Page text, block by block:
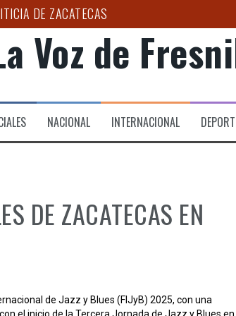
DE ZACATECAS
SOCIAL DE FRESNILLO
A DETECTAR EL BRUXISMO”: SSZ
FAMILIAS DEL HOSPITAL DE LA MUJER
COMBATIR LA EXTORSIÓN EN EL CAMPO
Voz de
NACIONAL INTERNACIONAL
DE ZACATECAS EN
de Jazz y Blues (FIJyB) 2025, con una